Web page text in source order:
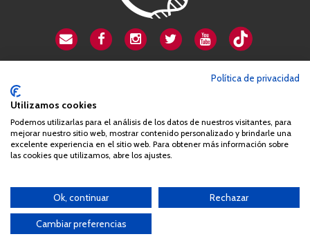
Avenida Cardenal Herrera Oria, 80B
+34 663 812 863
Queda prohibida de forma expresa la copia, reproducción o
sin el consentimiento por escrito de la Asociación España
Síndrome 22q11 (AES22q)
Política de privacidad
Utilizamos cookies
Podemos utilizarlas para el análisis de los datos de nuestros visitantes, para
mejorar nuestro sitio web, mostrar contenido personalizado y brindarle una
excelente experiencia en el sitio web. Para obtener más información sobre
las cookies que utilizamos, abre los ajustes.
Ok, continuar Rechazar
Cambiar preferencias